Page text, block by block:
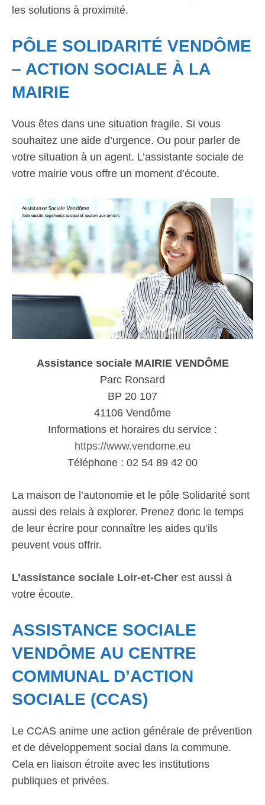
les solutions à proximité.
PÔLE SOLIDARITÉ VENDÔME
– ACTION SOCIALE À LA
MAIRIE
Vous êtes dans une situation fragile. Si vous
souhaitez une aide d’urgence. Ou pour parler de
votre situation à un agent. L’assistante sociale de
votre mairie vous offre un moment d’écoute.
Assistance sociale MAIRIE VENDÔME
Parc Ronsard
BP 20 107
41106 Vendôme
Informations et horaires du service :
https://www.vendome.eu
Téléphone : 02 54 89 42 00
La maison de l’autonomie et le pôle Solidarité sont
aussi des relais à explorer. Prenez donc le temps
de leur écrire pour connaître les aides qu’ils
peuvent vous offrir.
L’assistance sociale Loir-et-Cher est aussi à
votre écoute.
ASSISTANCE SOCIALE
VENDÔME AU CENTRE
COMMUNAL D’ACTION
SOCIALE (CCAS)
Le CCAS anime une action générale de prévention
et de développement social dans la commune.
Cela en liaison étroite avec les institutions
publiques et privées.